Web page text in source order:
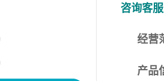
咨询客
经营
产品